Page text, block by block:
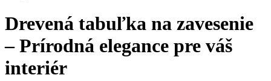
Drevená tabuľka na zavesenie
– Prírodná elegance pre váš
interiér